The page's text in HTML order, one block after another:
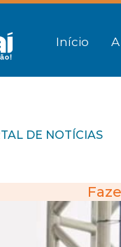
Início
DE NOTÍCIAS